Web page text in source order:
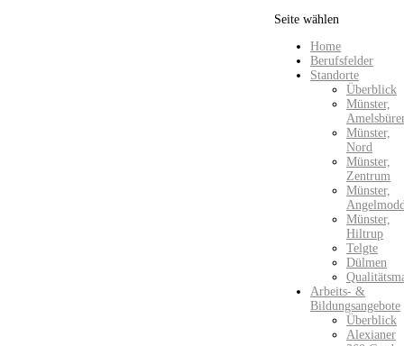
Seite wählen
Home
Berufsfelder
Standorte
Überblick
Münster,
Münster,
Nord
Münster,
Zentrum
Münster,
Münster,
Hiltrup
Telgte
Dülmen
Arbeits- &
Bildungsangebote
Überblick
Alexianer